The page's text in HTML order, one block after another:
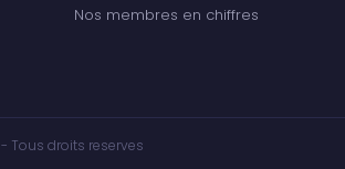
Nos membres en chiffres
Tous droits reserves